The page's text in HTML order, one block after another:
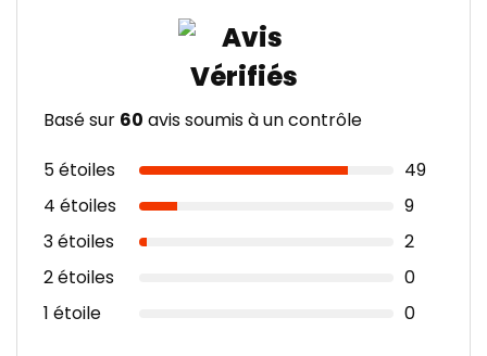
Basé sur 60 avis soumis à un contrôle
5 étoiles
49
4 étoiles
9
3 étoiles
2
2 étoiles
0
1 étoile
0